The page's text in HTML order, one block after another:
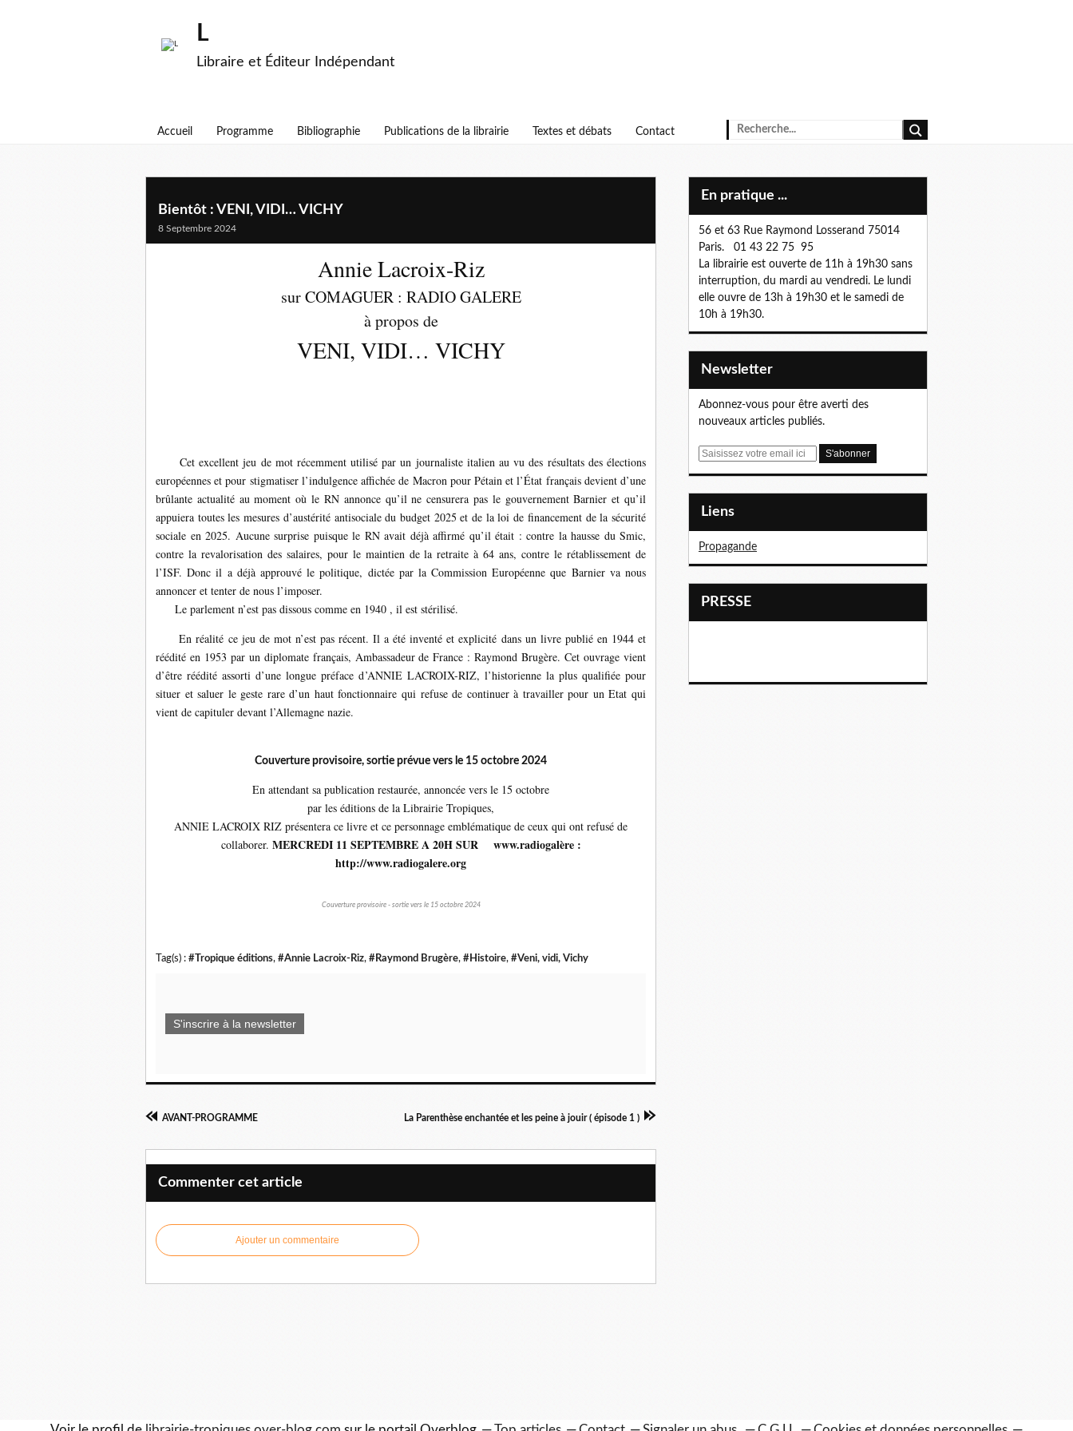
L
Libraire et Éditeur Indépendant
Accueil Programme Bibliographie Publications de la librairie Textes et débats Contact
Bientôt : VENI, VIDI… VICHY
8 Septembre 2024
Annie Lacroix-Riz
sur COMAGUER : RADIO GALERE
à propos de
VENI, VIDI… VICHY
Cet excellent jeu de mot récemment utilisé par un journaliste italien au vu des résultats des élections
européennes et pour stigmatiser l’indulgence affichée de Macron pour Pétain et l’État français devient d’une
brûlante actualité au moment où le RN annonce qu’il ne censurera pas le gouvernement Barnier et qu’il
appuiera toutes les mesures d’austérité antisociale du budget 2025 et de la loi de financement de la sécurité
sociale en 2025. Aucune surprise puisque le RN avait déjà affirmé qu’il était : contre la hausse du Smic,
contre la revalorisation des salaires, pour le maintien de la retraite à 64 ans, contre le rétablissement de
l’ISF. Donc il a déjà approuvé le politique, dictée par la Commission Européenne que Barnier va nous
annoncer et tenter de nous l’imposer.
Le parlement n’est pas dissous comme en 1940 , il est stérilisé.
En réalité ce jeu de mot n’est pas récent. Il a été inventé et explicité dans un livre publié en 1944 et
réédité en 1953 par un diplomate français, Ambassadeur de France : Raymond Brugère. Cet ouvrage vient
d’être réédité assorti d’une longue préface d’ANNIE LACROIX-RIZ, l’historienne la plus qualifiée pour
situer et saluer le geste rare d’un haut fonctionnaire qui refuse de continuer à travailler pour un Etat qui
vient de capituler devant l’Allemagne nazie.
Couverture provisoire, sortie prévue vers le 15 octobre 2024
En attendant sa publication restaurée, annoncée vers le 15 octobre
par les éditions de la Librairie Tropiques,
ANNIE LACROIX RIZ présentera ce livre et ce personnage emblématique de ceux qui ont refusé de
collaborer. MERCREDI 11 SEPTEMBRE A 20H SUR www.radiogalère :
http://www.radiogalere.org
Couverture provisoire - sortie vers le 15 octobre 2024
Tag(s) : #Tropique éditions, #Annie Lacroix-Riz, #Raymond Brugère, #Histoire, #Veni, vidi, Vichy
S'inscrire à la newsletter
AVANT-PROGRAMME La Parenthèse enchantée et les peine à jouir ( épisode 1 )
Commenter cet article
Ajouter un commentaire
En pratique ...
56 et 63 Rue Raymond Losserand 75014
Paris. 01 43 22 75 95
La librairie est ouverte de 11h à 19h30 sans
interruption, du mardi au vendredi. Le lundi
elle ouvre de 13h à 19h30 et le samedi de
10h à 19h30.
Newsletter
Abonnez-vous pour être averti des
nouveaux articles publiés.
E
Liens
Propagande
PRESSE